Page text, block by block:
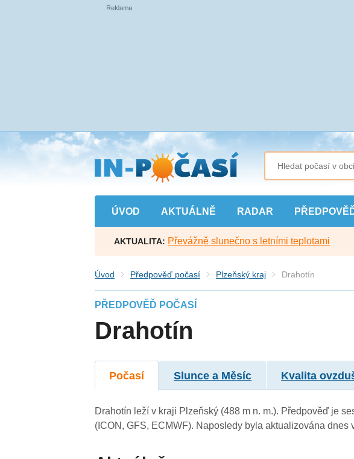
Přejít
na
hlavní
obsah
ÚVOD AKTUÁLNĚ RADAR
AKTUALITA: Převážně slunečno s letními teplotami
Úvod Předpověď počasí Plzeňský kraj Drahotín
PŘEDPOVĚĎ POČASÍ
Drahotín
Počasí Slunce a Měsíc Kvalita
Drahotín leží v kraji Plzeňský (488 m n. m.). Předpověď je
(ICON, GFS, ECMWF). Naposledy byla aktualizována dnes